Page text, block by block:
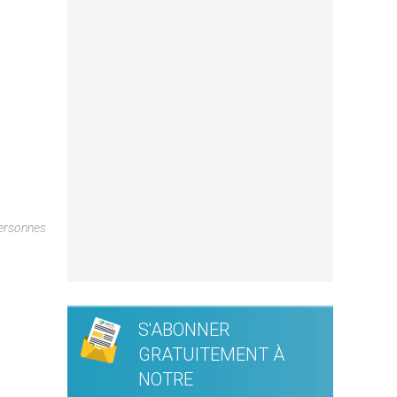
S'ABONNER
GRATUITEMENT À
NOTRE